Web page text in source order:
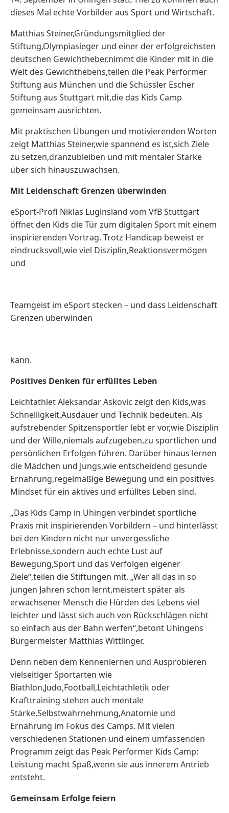
dieses Mal echte Vorbilder aus Sport und Wirtschaft.
Matthias Steiner,Gründungsmitglied der
Stiftung,Olympiasieger und einer der erfolgreichsten
deutschen Gewichtheber,nimmt die Kinder mit in die
Welt des Gewichthebens,teilen die Peak Performer
Stiftung aus München und die Schüssler Escher
Stiftung aus Stuttgart mit,die das Kids Camp
gemeinsam ausrichten.
Mit praktischen Übungen und motivierenden Worten
zeigt Matthias Steiner,wie spannend es ist,sich Ziele
zu setzen,dranzubleiben und mit mentaler Stärke
über sich hinauszuwachsen.
Mit Leidenschaft Grenzen überwinden
eSport-Profi Niklas Luginsland vom VfB Stuttgart
öffnet den Kids die Tür zum digitalen Sport mit einem
inspirierenden Vortrag. Trotz Handicap beweist er
eindrucksvoll,wie viel Disziplin,Reaktionsvermögen
und
Teamgeist im eSport stecken – und dass Leidenschaft
Grenzen überwinden
kann.
Positives Denken für erfülltes Leben
Leichtathlet Aleksandar Askovic zeigt den Kids,was
Schnelligkeit,Ausdauer und Technik bedeuten. Als
aufstrebender Spitzensportler lebt er vor,wie Disziplin
und der Wille,niemals aufzugeben,zu sportlichen und
persönlichen Erfolgen führen. Darüber hinaus lernen
die Mädchen und Jungs,wie entscheidend gesunde
Ernährung,regelmäßige Bewegung und ein positives
Mindset für ein aktives und erfülltes Leben sind.
„Das Kids Camp in Uhingen verbindet sportliche
Praxis mit inspirierenden Vorbildern – und hinterlässt
bei den Kindern nicht nur unvergessliche
Erlebnisse,sondern auch echte Lust auf
Bewegung,Sport und das Verfolgen eigener
Ziele“,teilen die Stiftungen mit. „Wer all das in so
jungen Jahren schon lernt,meistert später als
erwachsener Mensch die Hürden des Lebens viel
leichter und lässt sich auch von Rückschlägen nicht
so einfach aus der Bahn werfen“,betont Uhingens
Bürgermeister Matthias Wittlinger.
Denn neben dem Kennenlernen und Ausprobieren
vielseitiger Sportarten wie
Biathlon,Judo,Football,Leichtathletik oder
Krafttraining stehen auch mentale
Stärke,Selbstwahrnehmung,Anatomie und
Ernährung im Fokus des Camps. Mit vielen
verschiedenen Stationen und einem umfassenden
Programm zeigt das Peak Performer Kids Camp:
Leistung macht Spaß,wenn sie aus innerem Antrieb
entsteht.
Gemeinsam Erfolge feiern